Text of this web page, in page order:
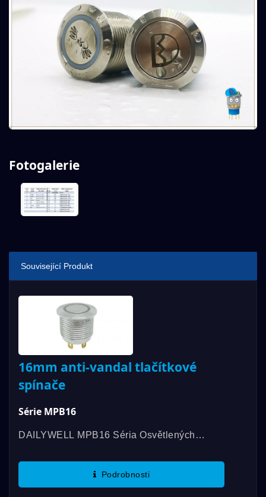
Fotogalerie
Související Produkt
16mm anti-vandal tlačítkové
spínače
Série MPB16
DAILYWELL MPB16 Séria Osvětlených
Životnost, Odolnost Proti Vodě S Hodnocením
Podrobnosti